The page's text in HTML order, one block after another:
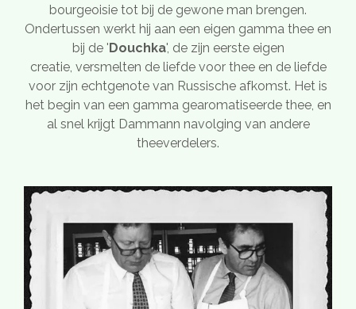
bourgeoisie tot bij de gewone man brengen.
Ondertussen werkt hij aan een eigen gamma thee en
bij de ' Douchka', de zijn eerste eigen
creatie, versmelten de liefde voor thee en de liefde
voor zijn echtgenote van Russische afkomst. Het is
het begin van een gamma gearomatiseerde thee, en
al snel krijgt Dammann navolging van andere
theeverdelers.